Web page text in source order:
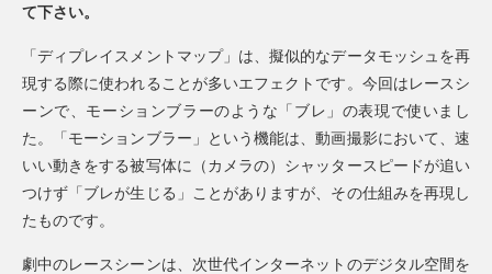
て下さい。
「ディプレイスメントマップ」は、擬似的なデータモッシュを再
現する際に使われることが多いエフェクトです。今回はレースシ
ーンで、モーションブラーのような「ブレ」の表現で使いまし
た。「モーションブラー」という機能は、動画撮影において、速
いい動きをする被写体に（カメラの）シャッタースピードが追い
つけず「ブレが生じる」ことがありますが、その仕組みを再現し
たものです。
劇中のレースシーンは、次世代インターネットのデジタル空間を